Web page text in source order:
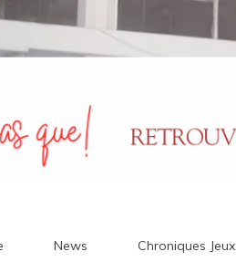
News Chroniques Jeux